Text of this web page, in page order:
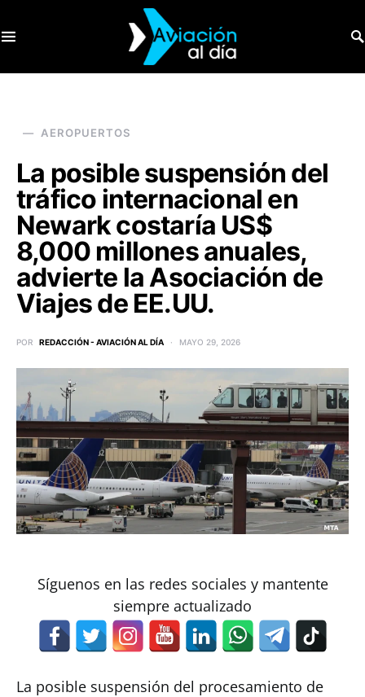
AEROPUERTOS
La posible suspensión del
tráfico internacional en
Newark costaría US$
8,000 millones anuales,
advierte la Asociación de
Viajes de EE.UU.
POR REDACCIÓN - AVIACIÓN AL DÍA MAYO 29, 2026
Síguenos en las redes sociales y mantente
siempre actualizado
La posible suspensión del procesamiento de